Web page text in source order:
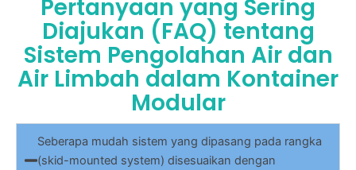
Pertanyaan yang Sering
Diajukan (FAQ) tentang
Sistem Pengolahan Air dan
Air Limbah dalam Kontainer
Modular
Seberapa mudah sistem yang dipasang pada rangka
(skid-mounted system) disesuaikan dengan